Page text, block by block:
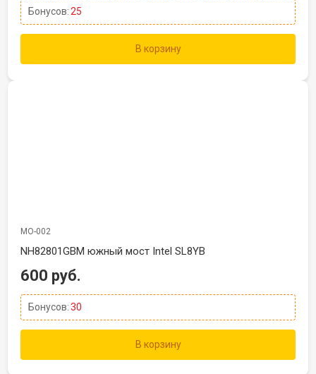
Бонусов:25
В корзину
МО-002
NH82801GBM южный мост Intel SL8YB
600 руб.
Бонусов:30
В корзину